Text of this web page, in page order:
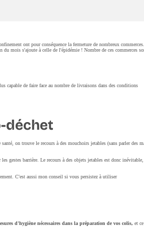
ont pour conséquence la fermeture de nombreux
mois s'ajoute à celle de l'épidémie ! Nombre de ces commerces
capable de faire face au nombre de livraisons dans des conditions
déchet
on trouve le recours à des mouchoirs jetables (sans parler des
gestes barrière. Le recours à des objets jetables est donc
C'est aussi mon conseil si vous persistez à utiliser
d'hygiène nécessaires dans la préparation de vos colis, et